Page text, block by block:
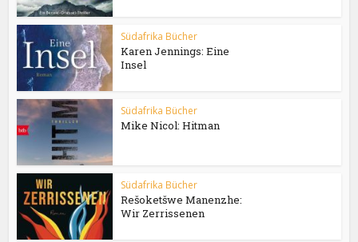
Südafrika Bücher
Karen Jennings: Eine
Insel
Südafrika Bücher
Mike Nicol: Hitman
Südafrika Bücher
Rešoketšwe Manenzhe:
Wir Zerrissenen